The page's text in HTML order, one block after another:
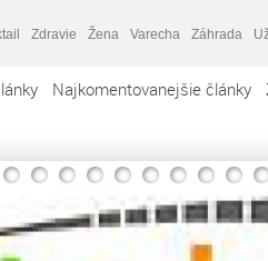
Zdravie Žena Varecha Záhrada
Najkomentovanejšie články